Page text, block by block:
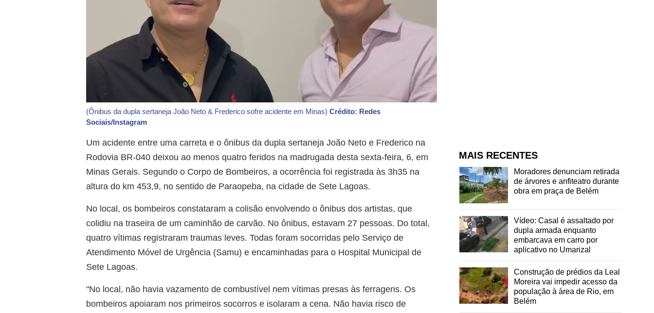
(Ônibus da dupla sertaneja João Neto & Frederico sofre acidente em Minas)Crédito: Redes
Sociais/Instagram
Um acidente entre uma carreta e o ônibus da dupla sertaneja João Neto e Frederico na
Rodovia BR-040 deixou ao menos quatro feridos na madrugada desta sexta-feira, 6, em
Minas Gerais. Segundo o Corpo de Bombeiros, a ocorrência foi registrada às 3h35 na
altura do km 453,9, no sentido de Paraopeba, na cidade de Sete Lagoas.
No local, os bombeiros constataram a colisão envolvendo o ônibus dos artistas, que
colidiu na traseira de um caminhão de carvão. No ônibus, estavam 27 pessoas. Do total,
quatro vítimas registraram traumas leves. Todas foram socorridas pelo Serviço de
Atendimento Móvel de Urgência (Samu) e encaminhadas para o Hospital Municipal de
Sete Lagoas.
"No local, não havia vazamento de combustível nem vítimas presas às ferragens. Os
bombeiros apoiaram nos primeiros socorros e isolaram a cena. Não havia risco de
MAIS RECENTES
Moradores denunciam retirada
de árvores e anfiteatro durante
obra em praça de Belém
Vídeo: Casal é assaltado por
dupla armada enquanto
embarcava em carro por
aplicativo no Umarizal
Construção de prédios da Leal
Moreira vai impedir acesso da
população à área de Rio, em
Belém